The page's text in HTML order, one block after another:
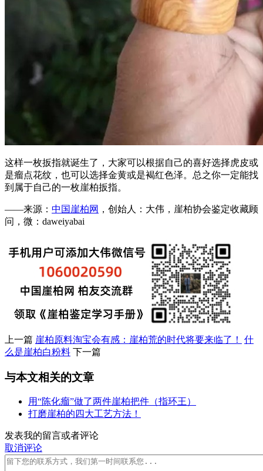
这样一枚扳指就诞生了，大家可以根据自己的喜好选择虎皮或
是瘤点花纹，也可以选择金黄或是褐红色泽。总之你一定能找
到属于自己的一枚崖柏扳指。
——来源： 中国崖柏网 ，创始人：大伟，崖柏协会鉴定收藏顾
问，微：daweiyabai
上一篇 崖柏原料淘宝会有感：崖柏荒的时代将要来临了！
什
么是崖柏白粉料 下一篇
与本文相关的文章
用“陈化瘤”做了两件崖柏把件（指环王）
打磨崖柏的四大工艺方法！
发表我的留言或者评论
取消评论